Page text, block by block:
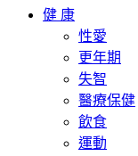
健 康
性愛
更年期
失智
醫療保健
飲食
運動